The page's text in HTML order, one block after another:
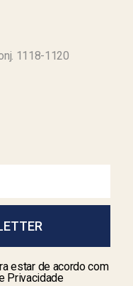
1118-1120
estar de acordo com
Privacidade